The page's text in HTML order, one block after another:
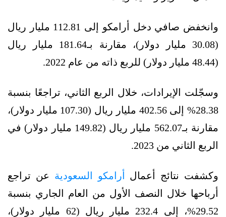
وانخفض صافي دخل أرامكو إلى 112.81 مليار ريال
(30.08 مليار دولار)، مقارنة بـ181.64 مليار ريال
(48.44 مليار دولار) للربع ذاته من عام 2022.
وسجّلت الإيرادات، خلال الربع الثاني، تراجعًا بنسبة
28.38% إلى 402.56 مليار ريال (107.30 مليار دولار)،
مقارنة بـ562.07 مليار ريال (149.82 مليار دولار) في
الربع الثاني من 2023.
وكشفت نتائج أعمال أرامكو السعودية عن تراجع
أرباحها خلال النصف الأول من العام الجاري بنسبة
29.52%، إلى 232.4 مليار ريال (62 مليار دولار)،